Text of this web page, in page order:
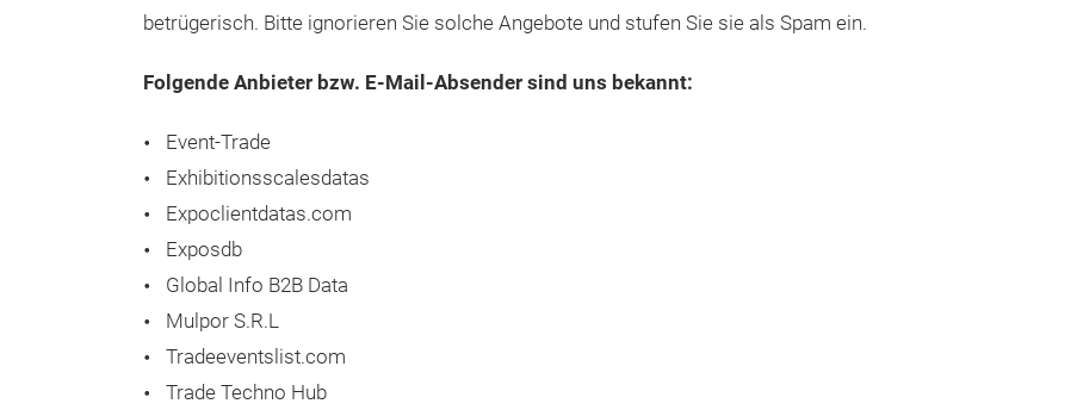
betrügerisch. Bitte ignorieren Sie solche Angebote und stufen Sie sie als Spam ein.
Folgende Anbieter bzw. E-Mail-Absender sind uns bekannt:
Event-Trade
Exhibitionsscalesdatas
Expoclientdatas.com
Exposdb
Global Info B2B Data
Mulpor S.R.L
Tradeeventslist.com
Trade Techno Hub